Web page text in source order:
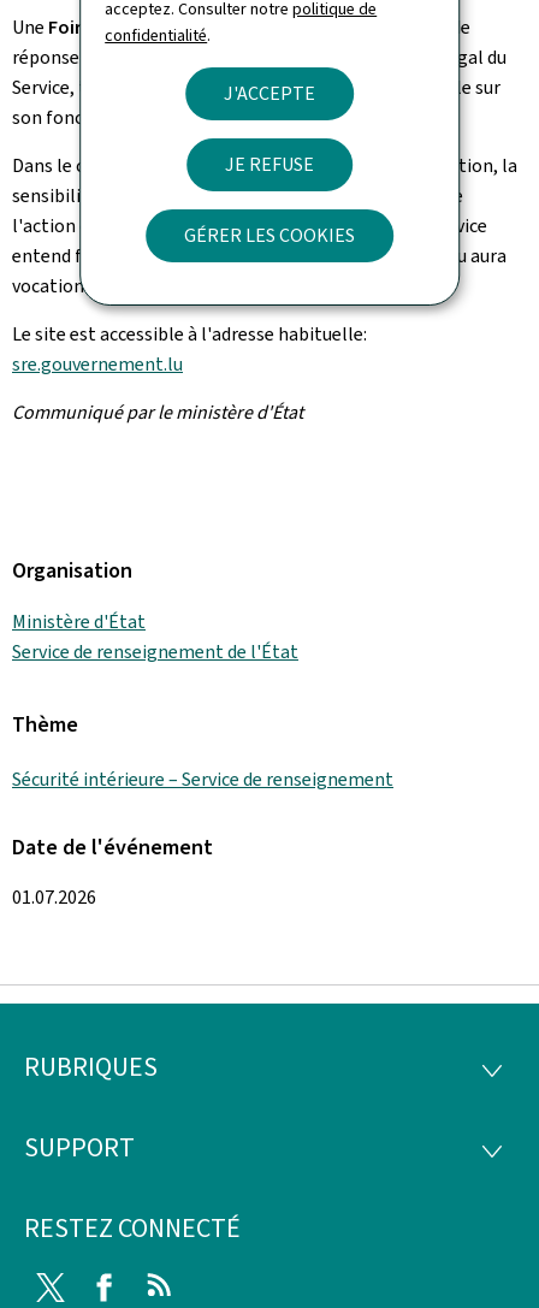
acceptez. Consulter notrepolitique de
confidentialité.
J'ACCEPTE
JE REFUSE
GÉRER LES COOKIES
Une Foire aux questions (FAQ)
apporte des éléments de
réponse sur les attributions, les activités et le cadre légal du
Service, tout en offrant au public un éclairage accessible sur
son fonctionnement et ses méthodes de travail.
Dans le cadre de sa mission d'anticipation et de prévention, la
sensibilisation du public constitue un axe important de
l'action du SRE. C'est dans cette perspective que le Service
entend faire de ce site un outil évolutif, dont le contenu aura
vocation à être enrichi à intervalles réguliers.
Le site est accessible à l'adresse habituelle:
sre.gouvernement.lu
Communiqué par le ministère d'État
Organisation
Ministère d'État
Service de renseignement de l'État
Thème
Sécurité intérieure – Service de renseignement
Date de l'événement
01.07.2026
Pied
page
RUBRIQUES
SUPPORT
RESTEZ CONNECTÉ
Twitter Facebook